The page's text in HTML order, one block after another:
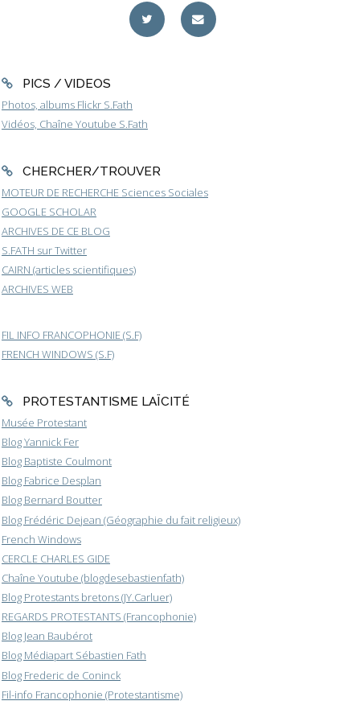
PICS / VIDEOS
Photos, albums Flickr S.Fath
Vidéos, Chaîne Youtube S.Fath
CHERCHER/TROUVER
MOTEUR DE RECHERCHE Sciences Sociales
GOOGLE SCHOLAR
ARCHIVES DE CE BLOG
S.FATH sur Twitter
CAIRN (articles scientifiques)
ARCHIVES WEB
FIL INFO FRANCOPHONIE (S.F)
FRENCH WINDOWS (S.F)
PROTESTANTISME LAÏCITÉ
Musée Protestant
Blog Yannick Fer
Blog Baptiste Coulmont
Blog Fabrice Desplan
Blog Bernard Boutter
Blog Frédéric Dejean (Géographie du fait religieux)
French Windows
CERCLE CHARLES GIDE
Chaîne Youtube (blogdesebastienfath)
Blog Protestants bretons (JY.Carluer)
REGARDS PROTESTANTS (Francophonie)
Blog Jean Baubérot
Blog Médiapart Sébastien Fath
Blog Frederic de Coninck
Fil-info Francophonie (Protestantisme)